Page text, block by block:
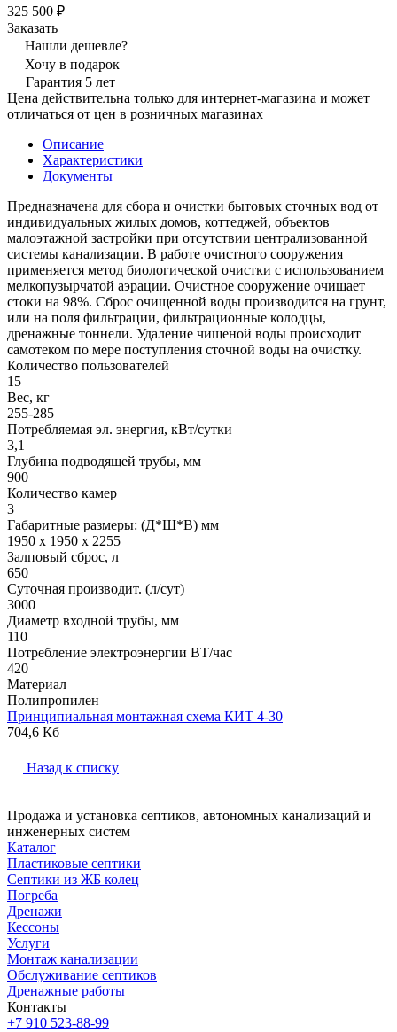
325 500 ₽
Заказать
Нашли дешевле?
Хочу в подарок
Гарантия 5 лет
Цена действительна только для интернет-магазина и может
отличаться от цен в розничных магазинах
Описание
Характеристики
Документы
Предназначена для сбора и очистки бытовых сточных вод от
индивидуальных жилых домов, коттеджей, объектов
малоэтажной застройки при отсутствии централизованной
системы канализации. В работе очистного сооружения
применяется метод биологической очистки с использованием
мелкопузырчатой аэрации. Очистное сооружение очищает
стоки на 98%. Сброс очищенной воды производится на грунт,
или на поля фильтрации, фильтрационные колодцы,
дренажные тоннели. Удаление чищеной воды происходит
самотеком по мере поступления сточной воды на очистку.
Количество пользователей
15
Вес, кг
255-285
Потребляемая эл. энергия, кВт/сутки
3,1
Глубина подводящей трубы, мм
900
Количество камер
3
Габаритные размеры: (Д*Ш*В) мм
1950 х 1950 х 2255
Залповый сброс, л
650
Суточная производит. (л/сут)
3000
Диаметр входной трубы, мм
110
Потребление электроэнергии ВТ/час
420
Материал
Полипропилен
Принципиальная монтажная схема КИТ 4-30
704,6 Кб
Назад к списку
Продажа и установка септиков, автономных канализаций и
инженерных систем
Каталог
Пластиковые септики
Септики из ЖБ колец
Погреба
Дренажи
Кессоны
Услуги
Монтаж канализации
Обслуживание септиков
Дренажные работы
Контакты
+7 910 523-88-99